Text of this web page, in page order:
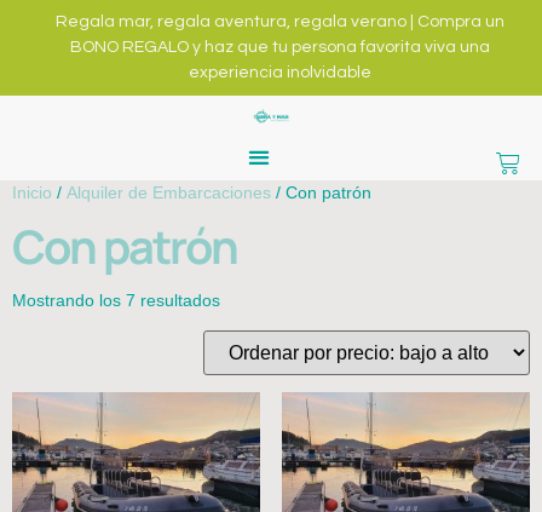
Regala mar, regala aventura, regala verano | Compra un
BONO REGALO y haz que tu persona favorita viva una
experiencia inolvidable
Inicio / Alquiler de Embarcaciones / Con patrón
Con patrón
Mostrando los 7 resultados